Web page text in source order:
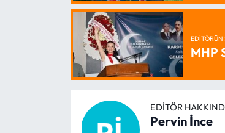
EDITÖRÜN
MHP
EDITÖR
Pervin İnce